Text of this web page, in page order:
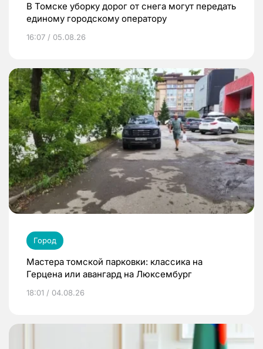
В Томске уборку дорог от снега могут передать
единому городскому оператору
16:07 / 05.08.26
Город
Мастера томской парковки: классика на
Герцена или авангард на Люксембург
18:01 / 04.08.26